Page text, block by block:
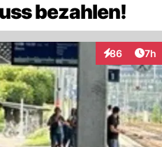
bezahlen!
86
Interaktionen
7h